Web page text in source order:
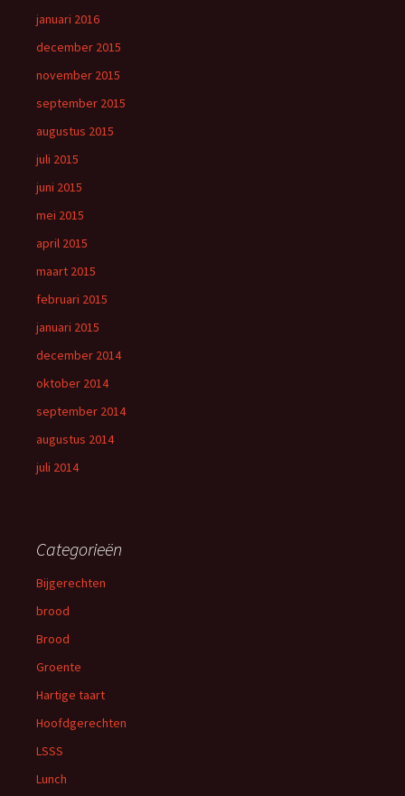
januari 2016
december 2015
november 2015
september 2015
augustus 2015
juli 2015
juni 2015
mei 2015
april 2015
maart 2015
februari 2015
januari 2015
december 2014
oktober 2014
september 2014
augustus 2014
juli 2014
Categorieën
Bijgerechten
brood
Brood
Groente
Hartige taart
Hoofdgerechten
LSSS
Lunch